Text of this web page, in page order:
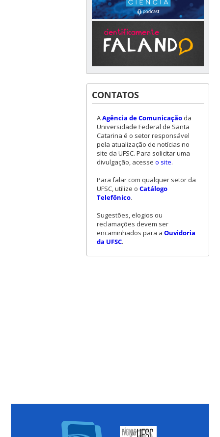
CONTATOS
AAgência de Comunicaçãoda
Universidade Federal de Santa
Catarina é o setor responsável
pela atualização de notícias no
site da UFSC. Para solicitar uma
divulgação, acesse o site.
Para falar com qualquer setor da
UFSC, utilize o Catálogo
Telefônico.
Sugestões, elogios ou
reclamações devem ser
encaminhados para a Ouvidoria
da UFSC.